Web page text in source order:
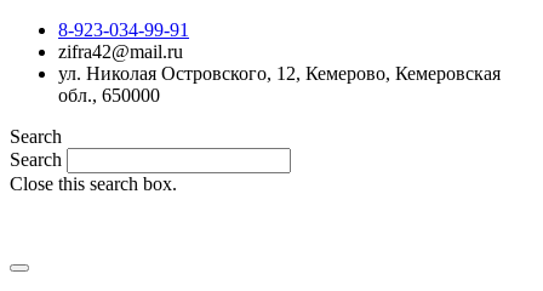
8-923-034-99-91
zifra42@mail.ru
ул. Николая Островского, 12, Кемерово, Кемеровская
обл., 650000
Search
Search
Close this search box.